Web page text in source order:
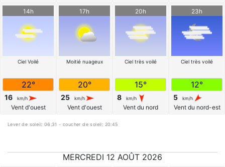
14h
Ciel Voilé
22°
16 km/h
Vent d'ouest
17h
Moitié nuageux
20°
25 km/h
Vent d'ouest
20h
Ciel très voilé
15°
8 km/h
Vent du nord
23h
Ciel très voilé
12°
5 km/h
Vent du nord-est
Lever de soleil: 06:31 - coucher de soleil: 20:45
MERCREDI 12 AOÛT 2026